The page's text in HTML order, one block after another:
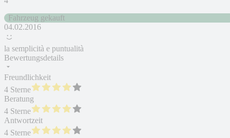
Fahrzeug gekauft
04.02.2016
la semplicità e puntualità
Bewertungsdetails
Freundlichkeit
4 Sterne
Beratung
4 Sterne
Antwortzeit
4 Sterne